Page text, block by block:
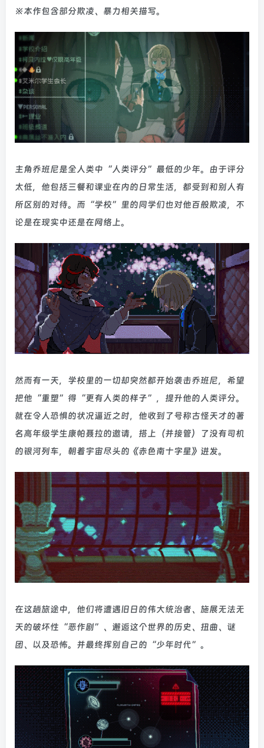
※本作包含部分欺凌、暴力相关描写。
主角乔班尼是全人类中“人类评分”最低的少年。由于评分
太低，他包括三餐和课业在内的日常生活，都受到和别人有
所区别的对待。而“学校”里的同学们也对他百般欺凌，不
论是在现实中还是在网络上。
然而有一天，学校里的一切却突然都开始袭击乔班尼，希望
把他“重塑”得“更有人类的样子”，提升他的人类评分。
就在令人恐惧的状况逼近之时，他收到了号称古怪天才的著
名高年级学生康帕聂拉的邀请，搭上（并接管）了没有司机
的银河列车，朝着宇宙尽头的《赤色南十字星》进发。
在这趟旅途中，他们将遭遇旧日的伟大统治者、施展无法无
天的破坏性“恶作剧”、邂逅这个世界的历史、扭曲、谜
团、以及恐怖。并最终挥别自己的“少年时代”。